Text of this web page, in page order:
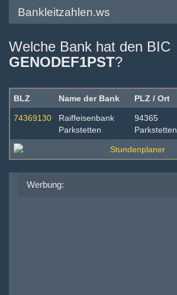
Bankleitzahlen.ws
Welche Bank hat den BIC
GENODEF1PST?
BLZ Name der Bank PLZ / Ort
74369130
Raiffeisenbank
Parkstetten
94365
Parkstetten
Werbung: